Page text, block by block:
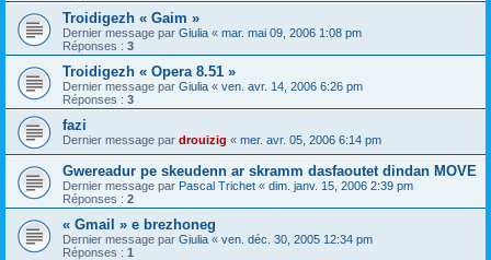
Troidigezh « Gaim »
Dernier message par Giulia « mar. mai 09, 2006 1:08 pm
Réponses : 3
Troidigezh « Opera 8.51 »
Dernier message par Giulia « ven. avr. 14, 2006 6:26 pm
Réponses : 3
fazi
Dernier message par drouizig « mer. avr. 05, 2006 6:14 pm
Gwereadur pe skeudenn ar skramm dasfaoutet dindan MOVE
Dernier message par Pascal Trichet « dim. janv. 15, 2006 2:39 pm
Réponses : 2
« Gmail » e brezhoneg
Dernier message par Giulia « ven. déc. 30, 2005 12:34 pm
Réponses : 1